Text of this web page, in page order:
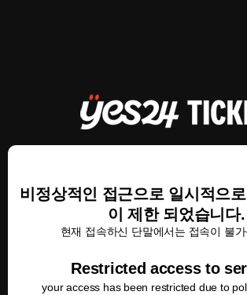
비정상적인 접근으로 일시적으
이 제한 되었습니다.
현재 접속하신 단말에서는 접속이 불가
Restricted access to
your access has been restricted due to